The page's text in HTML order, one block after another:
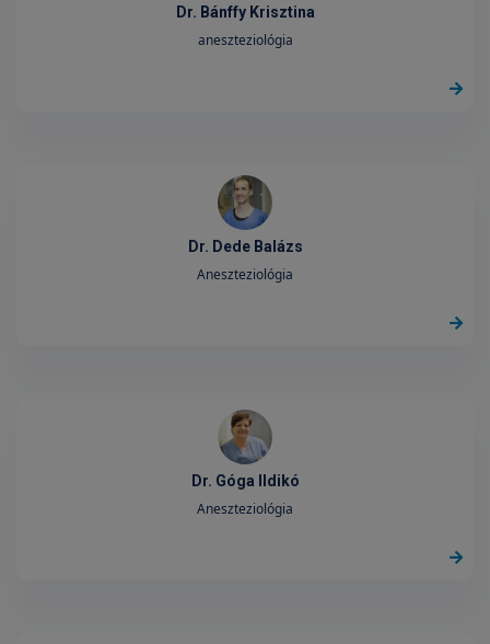
Dr. Bánffy Krisztina
aneszteziológia
Dr. Dede Balázs
Aneszteziológia
Dr. Góga Ildikó
Aneszteziológia